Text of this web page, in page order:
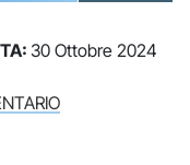
30 Ottobre 2024